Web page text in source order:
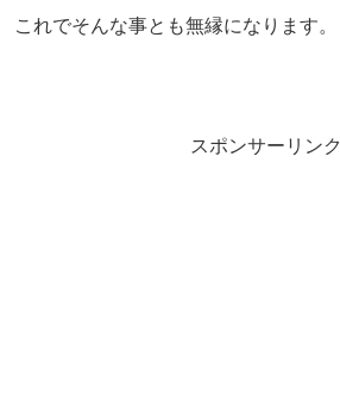
これでそんな事とも無縁になります。
スポンサーリンク